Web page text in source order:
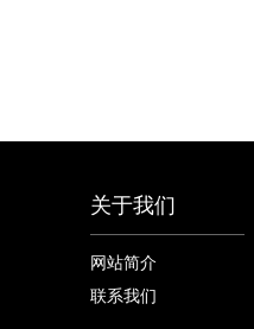
关于我们
网站简介
联系我们